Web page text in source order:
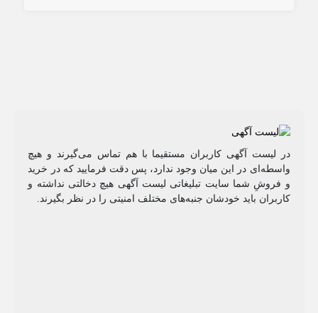
در لیست آگهی کاربران مستقیما با هم تماس می‌گیرند و هیچ
واسطه‌ای در این میان وجود ندارد، پس دقت فرمایید که در خرید
و فروشِ شما سایت تبلیغاتی لیست آگهی هیچ دخالتی نداشته و
کاربران باید خودشان جنبه‌های مختلف امنیتی را در نظر بگیرند.